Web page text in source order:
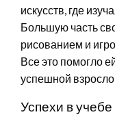
искусств, где
Большую часть
рисованием и
Все это помогло
успешной
Успехи в учебе